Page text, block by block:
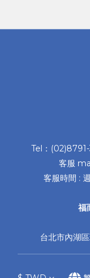
Tel：
客服
客服時間 :
福
台北市內湖